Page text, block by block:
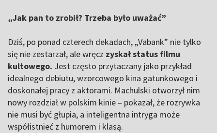
„Jak pan to zrobił? Trzeba było uważać”
Dziś, po ponad czterech dekadach, „Vabank” nie tylko
się nie zestarzał, ale wręcz zyskał status filmu
kultowego. Jest często przytaczany jako przykład
idealnego debiutu, wzorcowego kina gatunkowego i
doskonałej pracy z aktorami. Machulski otworzył nim
nowy rozdział w polskim kinie – pokazał, że rozrywka
nie musi być głupia, a inteligentna intryga może
współistnieć z humorem i klasą.